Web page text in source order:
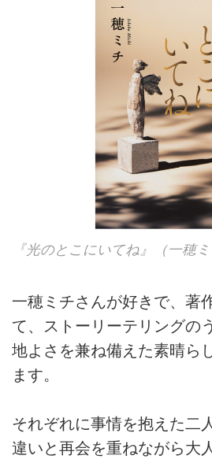
『光のとこにいてね』（一穂
一穂ミチさんが好きで、著
て、ストーリーテリングの
地よさを兼ね備えた素晴ら
ます。
それぞれに事情を抱えた二
違いと再会を重ねながら大